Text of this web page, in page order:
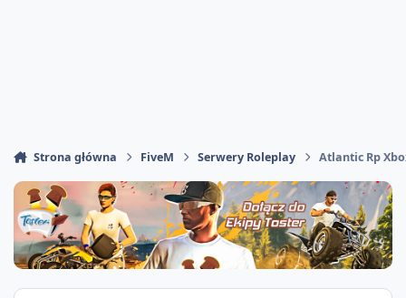
Strona główna FiveM Serwery Roleplay Atlantic Rp